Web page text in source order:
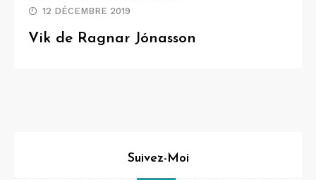
12 DÉCEMBRE 2019
Vik de Ragnar Jónasson
Suivez-Moi